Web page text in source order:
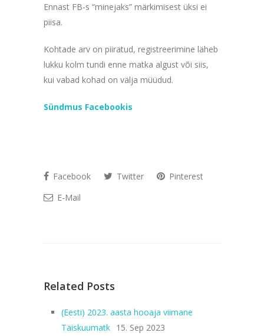
Ennast FB-s “minejaks” märkimisest üksi ei
piisa.
Kohtade arv on piiratud, registreerimine läheb
lukku kolm tundi enne matka algust või siis,
kui vabad kohad on välja müüdud.
Sündmus Facebookis
Facebook Twitter
Pinterest
E-Mail
Related Posts
(Eesti) 2023. aasta hooaja viimane
Täiskuumatk 15. Sep 2023